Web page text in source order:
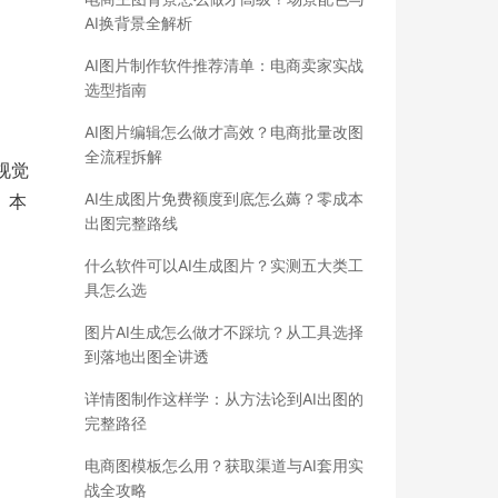
觉
本
AI换背景全解析
AI图片制作软件推荐清单：电商卖家实战
选型指南
AI图片编辑怎么做才高效？电商批量改图
全流程拆解
AI生成图片免费额度到底怎么薅？零成本
出图完整路线
什么软件可以AI生成图片？实测五大类工
具怎么选
图片AI生成怎么做才不踩坑？从工具选择
到落地出图全讲透
详情图制作这样学：从方法论到AI出图的
完整路径
电商图模板怎么用？获取渠道与AI套用实
战全攻略